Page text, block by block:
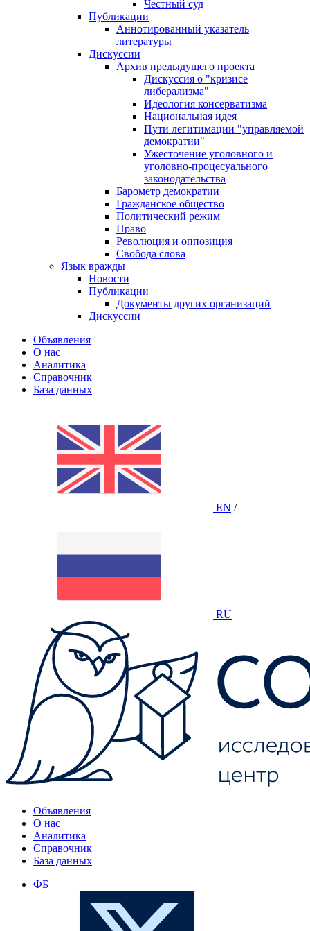
Честный суд
Публикации
Аннотированный указатель
литературы
Дискуссии
Архив предыдущего проекта
Дискуссия о "кризисе
либерализма"
Идеология консерватизма
Национальная идея
Пути легитимации "управляемой
демократии"
Ужесточение уголовного и
уголовно-процесуального
законодательства
Барометр демократии
Гражданское общество
Политический режим
Право
Революция и оппозиция
Свобода слова
Язык вражды
Новости
Публикации
Документы других организаций
Дискуссии
Объявления
О нас
Аналитика
Справочник
База данных
EN /
RU
Объявления
О нас
Аналитика
Справочник
База данных
ФБ